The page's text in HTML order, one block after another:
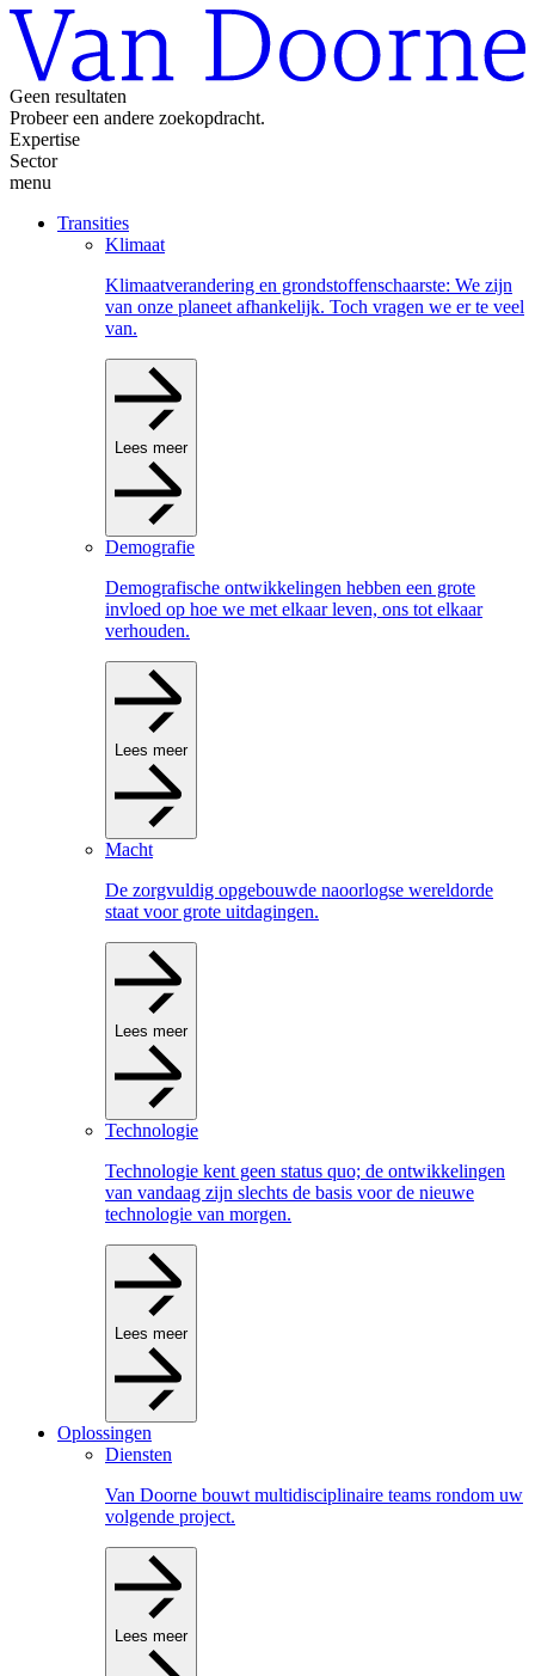
Geen resultaten
Probeer een andere zoekopdracht.
Expertise
Sector
menu
Transities
Klimaat
Klimaatverandering en grondstoffenschaarste: We zijn
van onze planeet afhankelijk. Toch vragen we er te veel
van.
Lees meer
Demografie
Demografische ontwikkelingen hebben een grote
invloed op hoe we met elkaar leven, ons tot elkaar
verhouden.
Lees meer
Macht
De zorgvuldig opgebouwde naoorlogse wereldorde
staat voor grote uitdagingen.
Lees meer
Technologie
Technologie kent geen status quo; de ontwikkelingen
van vandaag zijn slechts de basis voor de nieuwe
technologie van morgen.
Lees meer
Oplossingen
Diensten
Van Doorne bouwt multidisciplinaire teams rondom uw
volgende project.
Lees meer